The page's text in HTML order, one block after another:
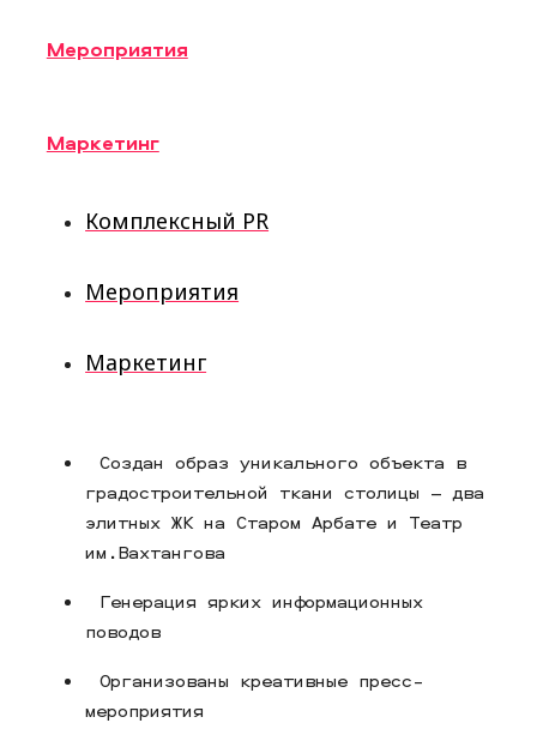
Мероприятия
Маркетинг
Комплексный PR
Мероприятия
Маркетинг
Создан образ уникального объекта в
градостроительной ткани столицы – два
элитных ЖК на Старом Арбате и Театр
им.Вахтангова
Генерация ярких информационных
поводов
Организованы креативные пресс-
мероприятия